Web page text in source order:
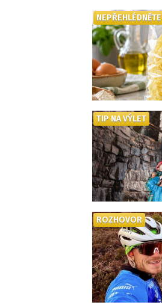
NEPŘEHLÉDNĚTE
TIP NA VÝLET
ROZHOVOR